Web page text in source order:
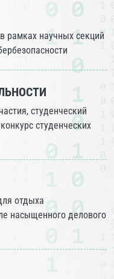
рамках научных секций
студенческий
студенческих
отдыха
насыщенного делового